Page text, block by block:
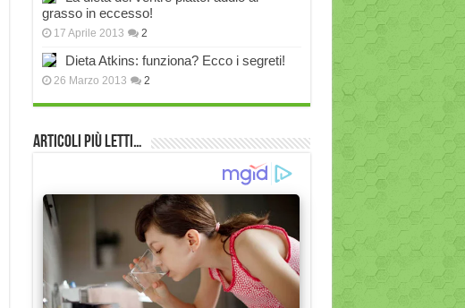
grasso in eccesso!
17 Aprile 2013 2
Dieta Atkins: funziona? Ecco i segreti!
26 Marzo 2013 2
Articoli più Letti…